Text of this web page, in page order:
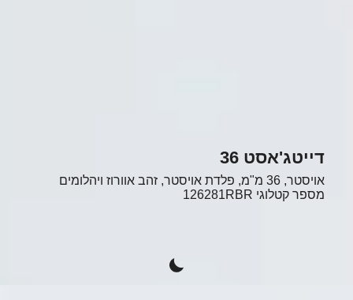
דייטג'אסט 36
אויסטר, 36 מ"מ, פלדת אויסטר, זהב אוורוז ויהלומים
מספר קטלוגי 126281RBR